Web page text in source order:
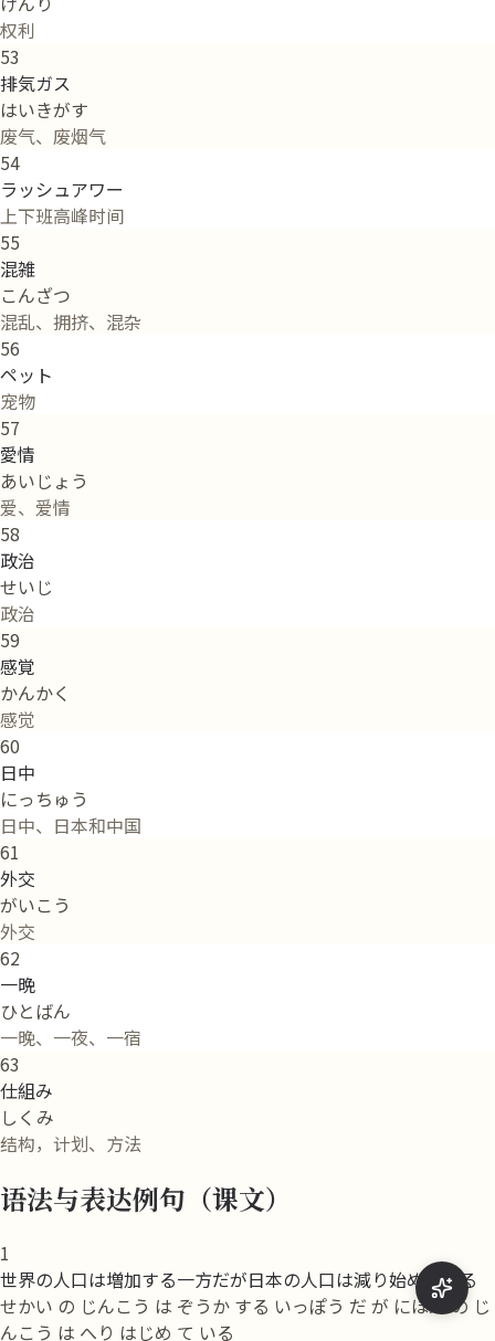
权利
53
排気ガス
はいきがす
废气、废烟气
54
ラッシュアワー
上下班高峰时间
55
混雑
こんざつ
混乱、拥挤、混杂
56
ペット
宠物
57
愛情
あいじょう
爱、爱情
58
政治
せいじ
政治
59
感覚
かんかく
感觉
60
日中
にっちゅう
日中、日本和中国
61
外交
がいこう
外交
62
一晩
ひとばん
一晚、一夜、一宿
63
仕組み
しくみ
结构，计划、方法
语法与表达例句（课文）
1
世界の人口は増加する一方だが日本の人口は減り始めている
せかい の じんこう は ぞうか する いっぽう だ が にほん の じ
んこう は へり はじめ て いる